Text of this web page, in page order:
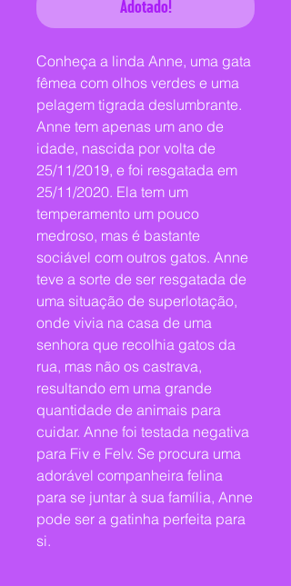
Adotado!
Conheça a linda Anne, uma gata
fêmea com olhos verdes e uma
pelagem tigrada deslumbrante.
Anne tem apenas um ano de
idade, nascida por volta de
25/11/2019, e foi resgatada em
25/11/2020. Ela tem um
temperamento um pouco
medroso, mas é bastante
sociável com outros gatos. Anne
teve a sorte de ser resgatada de
uma situação de superlotação,
onde vivia na casa de uma
senhora que recolhia gatos da
rua, mas não os castrava,
resultando em uma grande
quantidade de animais para
cuidar. Anne foi testada negativa
para Fiv e Felv. Se procura uma
adorável companheira felina
para se juntar à sua família, Anne
pode ser a gatinha perfeita para
si.